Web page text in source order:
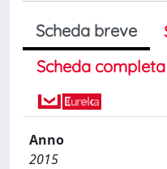
Scheda breve
Scheda
Anno
2015